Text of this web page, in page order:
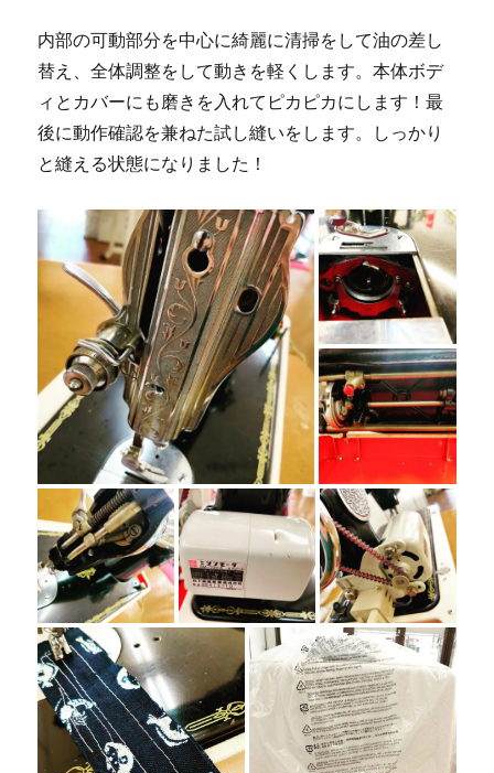
内部の可動部分を中心に綺麗に清掃をして油の差し
替え、全体調整をして動きを軽くします。本体ボデ
ィとカバーにも磨きを入れてピカピカにします！最
後に動作確認を兼ねた試し縫いをします。しっかり
と縫える状態になりました！